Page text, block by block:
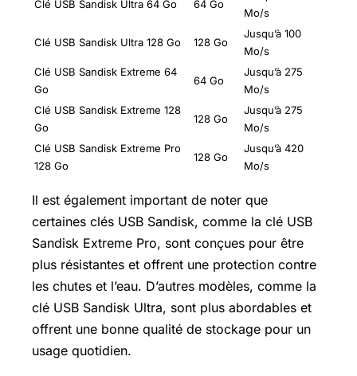
Clé USB Sandisk Ultra 64 Go 64 Go
Mo/s
Clé USB Sandisk Ultra 128 Go 128 Go
Jusqu’à 100
Mo/s
Clé USB Sandisk Extreme 64
Go
64 Go
Jusqu’à 275
Mo/s
Clé USB Sandisk Extreme 128
Go
128 Go
Jusqu’à 275
Mo/s
Clé USB Sandisk Extreme Pro
128 Go
128 Go
Jusqu’à 420
Mo/s
Il est également important de noter que
certaines clés USB Sandisk, comme la clé USB
Sandisk Extreme Pro, sont conçues pour être
plus résistantes et offrent une protection contre
les chutes et l’eau. D’autres modèles, comme la
clé USB Sandisk Ultra, sont plus abordables et
offrent une bonne qualité de stockage pour un
usage quotidien.